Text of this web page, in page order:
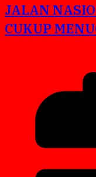
JALAN
CUKUP